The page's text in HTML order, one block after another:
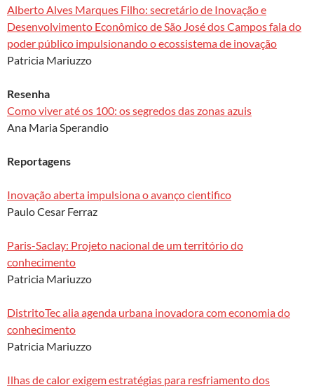
Alberto Alves Marques Filho: secretário de Inovação e
Desenvolvimento Econômico de São José dos Campos fala do
poder público impulsionando o ecossistema de inovação
Patricia Mariuzzo
Resenha
Como viver até os 100: os segredos das zonas azuis
Ana Maria Sperandio
Reportagens
Inovação aberta impulsiona o avanço cientifico
Paulo Cesar Ferraz
Paris-Saclay: Projeto nacional de um território do
conhecimento
Patricia Mariuzzo
DistritoTec alia agenda urbana inovadora com economia do
conhecimento
Patricia Mariuzzo
Ilhas de calor exigem estratégias para resfriamento dos